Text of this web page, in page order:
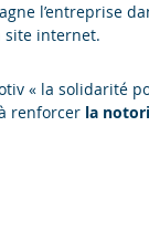
l’entreprise
site internet.
« la solidarité
renforcer la